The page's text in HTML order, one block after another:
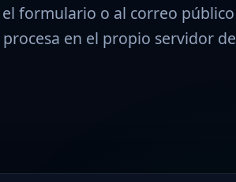
formulario o al correo público
en el propio servidor de